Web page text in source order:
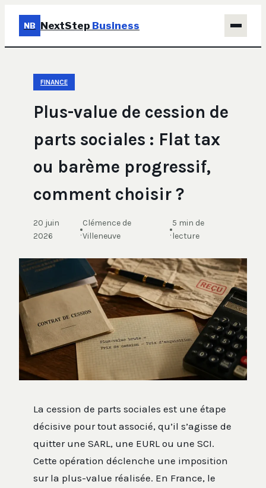
NB NextStep Business
FINANCE
Plus-value de cession de
parts sociales : Flat tax
ou barème progressif,
comment choisir ?
20 juin
2026
·
Clémence de
Villeneuve
·
5 min de
lecture
La cession de parts sociales est une étape
décisive pour tout associé, qu’il s’agisse de
quitter une SARL, une EURL ou une SCI.
Cette opération déclenche une imposition
sur la plus-value réalisée. En France, le